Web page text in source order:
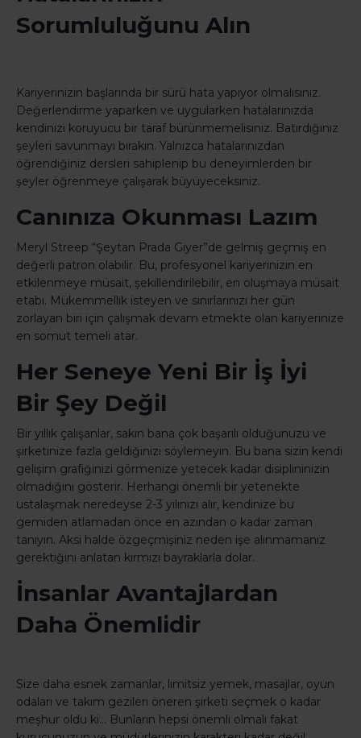
Sorumluluğunu Alın
Kariyerinizin başlarında bir sürü hata yapıyor olmalısınız.
Değerlendirme yaparken ve uygularken hatalarınızda
kendinizi koruyucu bir taraf bürünmemelisiniz. Batırdığınız
şeyleri savunmayı bırakın. Yalnızca hatalarınızdan
öğrendiğiniz dersleri sahiplenip bu deneyimlerden bir
şeyler öğrenmeye çalışarak büyüyeceksiniz.
Canınıza Okunması Lazım
Meryl Streep “Şeytan Prada Giyer”de gelmiş geçmiş en
değerli patron olabilir. Bu, profesyonel kariyerinizin en
etkilenmeye müsait, şekillendirilebilir, en oluşmaya müsait
etabı. Mükemmellik isteyen ve sınırlarınızı her gün
zorlayan biri için çalışmak devam etmekte olan kariyerinize
en somut temeli atar.
Her Seneye Yeni Bir İş İyi
Bir Şey Değil
Bir yıllık çalışanlar, sakın bana çok başarılı olduğunuzu ve
şirketinize fazla geldiğinizi söylemeyin. Bu bana sizin kendi
gelişim grafiğinizi görmenize yetecek kadar disiplininizin
olmadığını gösterir. Herhangi önemli bir yetenekte
ustalaşmak neredeyse 2-3 yılınızı alır, kendinize bu
gemiden atlamadan önce en azından o kadar zaman
tanıyın. Aksi halde özgeçmişiniz neden işe alınmamanız
gerektiğini anlatan kırmızı bayraklarla dolar.
İnsanlar Avantajlardan
Daha Önemlidir
Size daha esnek zamanlar, limitsiz yemek, masajlar, oyun
odaları ve takım gezileri öneren şirketi seçmek o kadar
meşhur oldu ki… Bunların hepsi önemli olmalı fakat